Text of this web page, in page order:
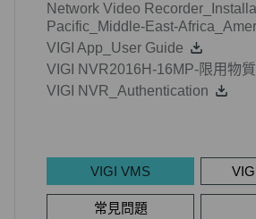
Network Video
Pacific_Middle-East-
VIGI App_User Guide
VIGI NVR2016H-16MP-限用物
VIGI NVR_Authentication
VIGI VMS
常見問題